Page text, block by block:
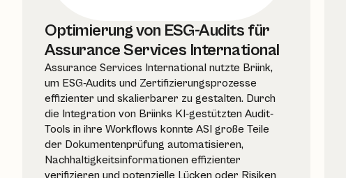
Optimierung von ESG-Audits für
Assurance Services International
Assurance Services International nutzte Briink,
um ESG-Audits und Zertifizierungsprozesse
effizienter und skalierbarer zu gestalten. Durch
die Integration von Briinks KI-gestützten Audit-
Tools in ihre Workflows konnte ASI große Teile
der Dokumentenprüfung automatisieren,
Nachhaltigkeitsinformationen effizienter
verifizieren und potenzielle Lücken oder Risiken